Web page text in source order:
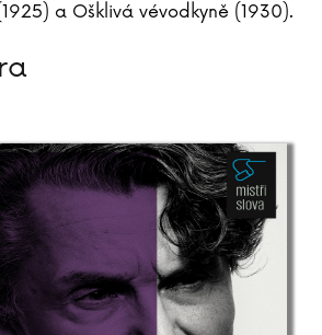
a Ošklivá vévodkyně (1930).